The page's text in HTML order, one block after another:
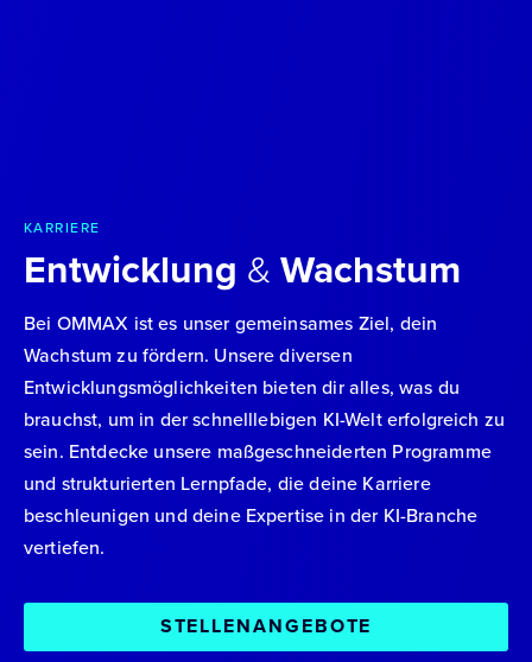
KARRIERE
Entwicklung & Wachstum
Bei OMMAX ist es unser gemeinsames Ziel, dein
Wachstum zu fördern. Unsere diversen
Entwicklungsmöglichkeiten bieten dir alles, was du
brauchst, um in der schnelllebigen KI-Welt erfolgreich zu
sein. Entdecke unsere maßgeschneiderten Programme
und strukturierten Lernpfade, die deine Karriere
beschleunigen und deine Expertise in der KI-Branche
vertiefen.
STELLENANGEBOTE